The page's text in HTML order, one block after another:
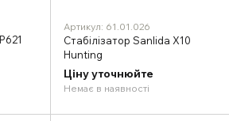
Артикул: 61.01.026
Стабілізатор Sanlida X10
Hunting
Ціну уточнюйте
Немає в наявності